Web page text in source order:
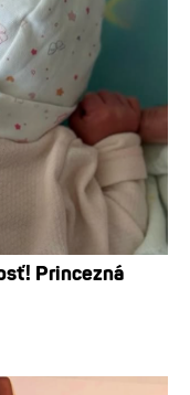
Princezná